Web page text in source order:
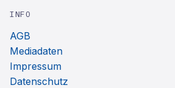
INFO
AGB
Mediadaten
Impressum
Datenschutz